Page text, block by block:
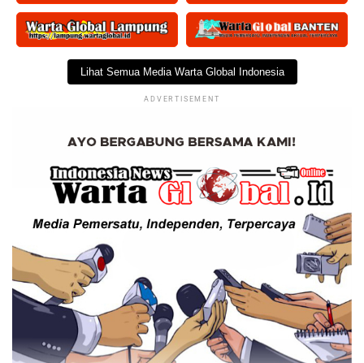
Lihat Semua Media Warta Global Indonesia
ADVERTISEMENT